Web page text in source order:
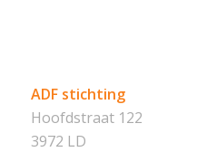
ADF stichting
Hoofdstraat 122
3972 LD